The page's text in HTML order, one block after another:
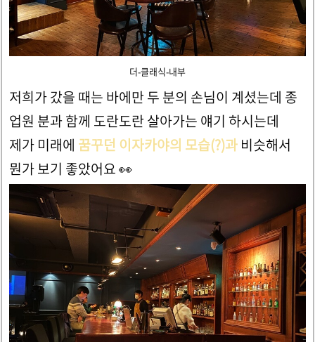
더-클래식-내부
저희가 갔을 때는 바에만 두 분의 손님이 계셨는데 종
업원 분과 함께 도란도란 살아가는 얘기 하시는데
제가 미래에 꿈꾸던 이자카야의 모습(?)과 비슷해서
뭔가 보기 좋았어요 👀